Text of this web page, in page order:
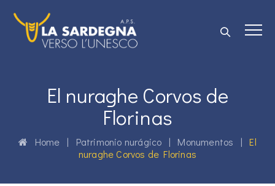
El nuraghe Corvos de
Florinas
Home | Patrimonio nurágico | Monumentos |El
nuraghe Corvos de Florinas